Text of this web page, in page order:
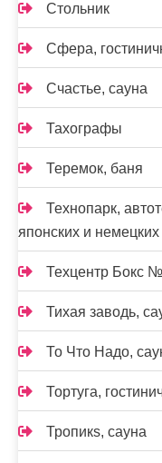
Стольник
Сфера,
Счастье, сауна
Тахографы
Теремок, баня
Технопарк,
японских и
Техцентр Бокс
Тихая заводь,
То Что Надо,
Тортуга,
Тропикs, сауна